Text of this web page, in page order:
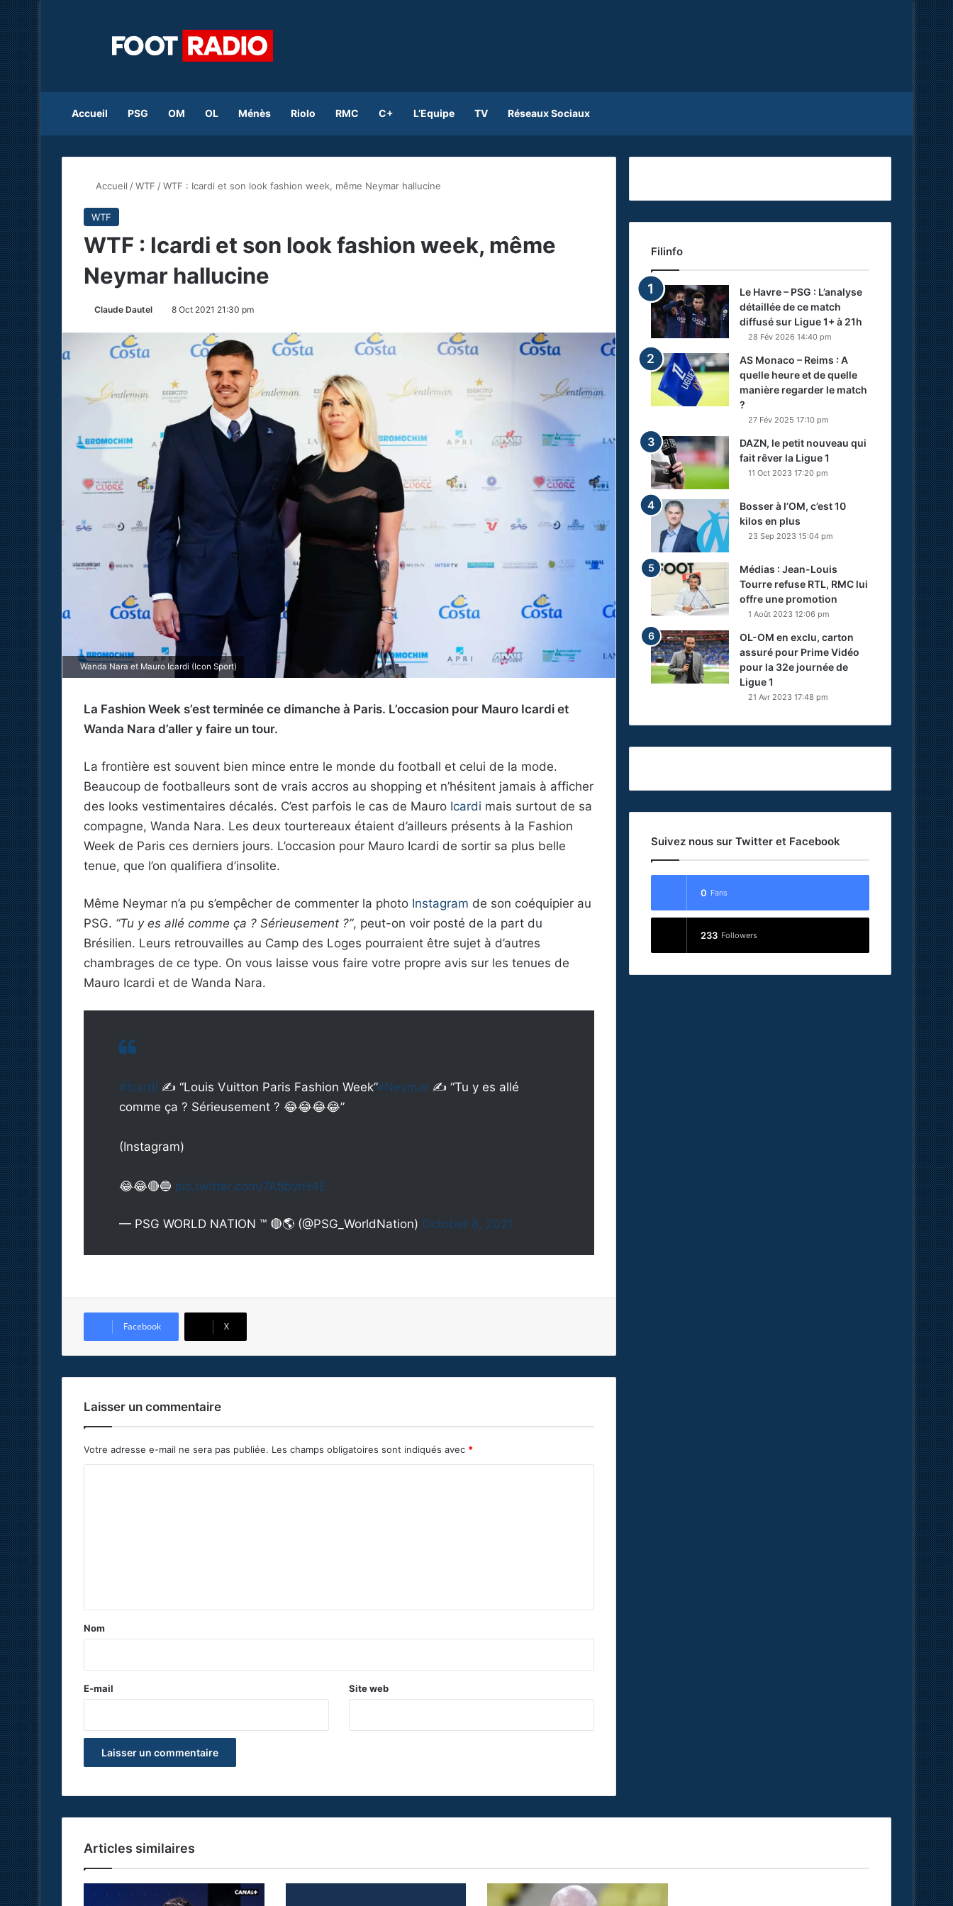
Accueil PSG OM OL Ménès Riolo RMC C+ L’Equipe TV Réseaux Sociaux
Accueil /WTF /WTF : Icardi et son look fashion week, même Neymar hallucine
WTF
WTF : Icardi et son look fashion week, même
Neymar hallucine
Claude Dautel 8 Oct 2021 21:30 pm
Wanda Nara et Mauro Icardi (Icon Sport)
La Fashion Week s’est terminée ce dimanche à Paris. L’occasion pour Mauro Icardi et
Wanda Nara d’aller y faire un tour.
La frontière est souvent bien mince entre le monde du football et celui de la mode.
Beaucoup de footballeurs sont de vrais accros au shopping et n’hésitent jamais à afficher
des looks vestimentaires décalés. C’est parfois le cas de Mauro Icardi mais surtout de sa
compagne, Wanda Nara. Les deux tourtereaux étaient d’ailleurs présents à la Fashion
Week de Paris ces derniers jours. L’occasion pour Mauro Icardi de sortir sa plus belle
tenue, que l’on qualifiera d’insolite.
Même Neymar n’a pu s’empêcher de commenter la photo Instagram de son coéquipier au
PSG. “Tu y es allé comme ça ? Sérieusement ?”, peut-on voir posté de la part du
Brésilien. Leurs retrouvailles au Camp des Loges pourraient être sujet à d’autres
chambrages de ce type. On vous laisse vous faire votre propre avis sur les tenues de
Mauro Icardi et de Wanda Nara.
#Icardi ✍️ “Louis Vuitton Paris Fashion Week”#Neymar ✍️ “Tu y es allé
comme ça ? Sérieusement ? 😂😂😂😂”
(Instagram)
😂😂🔴🔵 pic.twitter.com/7AtjbyrH4E
— PSG WORLD NATION ™️ 🔴🌎 (@PSG_WorldNation) October 8, 2021
Facebook X
Laisser un commentaire
Votre adresse e-mail ne sera pas publiée. Les champs obligatoires sont indiqués avec *
a
e
Nom
E-mail Site web
Filinfo
Le Havre – PSG : L’analyse
détaillée de ce match
diffusé sur Ligue 1+ à 21h
28 Fév 2026 14:40 pm
AS Monaco – Reims : A
quelle heure et de quelle
manière regarder le match
?
27 Fév 2025 17:10 pm
DAZN, le petit nouveau qui
fait rêver la Ligue 1
11 Oct 2023 17:20 pm
Bosser à l’OM, c’est 10
kilos en plus
23 Sep 2023 15:04 pm
Médias : Jean-Louis
Tourre refuse RTL, RMC lui
offre une promotion
1 Août 2023 12:06 pm
OL-OM en exclu, carton
assuré pour Prime Vidéo
pour la 32e journée de
Ligue 1
21 Avr 2023 17:48 pm
Suivez nous sur Twitter et Facebook
0 Fans
233 Followers
Articles similaires